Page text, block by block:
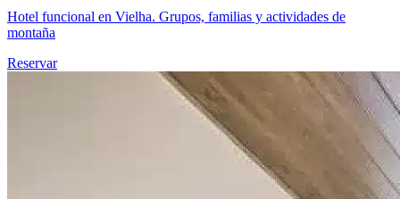
Hotel funcional en Vielha. Grupos, familias y actividades de
montaña
Reservar